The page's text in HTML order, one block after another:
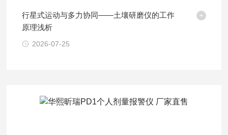
行星式运动与多力协同——土壤研磨仪的工作
原理浅析
2026-07-25